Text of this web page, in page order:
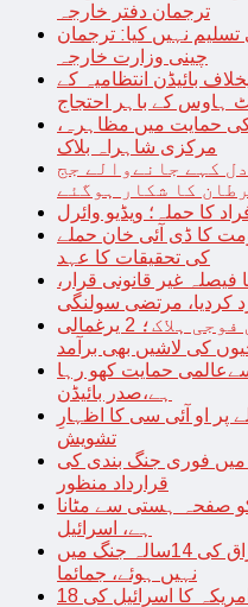
ترجمان دفتر خارجہ
تسلیم نہیں کیا: ترجمان
چینی وزارت خارجہ
بائیڈن انتظامیہ کے
ہاوس کے باہر احتجاج
کی حمایت میں مظاہرہ،
مرکزی شاہراہ بلاک
کہے جانےوالے جج
کا شکار ہوگئے
کا حملہ؛ ویڈیو وائرل
کا ڈی آئی خان حملے
کی تحقیقات کا عہد
غیر قانونی قرار،
کردیا، مرتضی سولنگی
غزہ میں مزید 10 اسرائیلی فوجی ہلاک؛ 2 یرغمالی
کی لاشیں بھی برآمد
حمایت کھو رہا
ہے،صدر بائیڈن
پر او آئی سی کا اظہارِ
تشویش
میں فوری جنگ بندی کی
قرارداد منظور
صفحہ ہستی سے مٹانا
ہے، اسرائیل
غزہ میں جتنے بچے قتل ہوئے اُتنےعراق کی 14سالہ جنگ میں
نہیں ہوئے، جمائما
18 ہزار سے زائدفلسطینی شہید، امریکہ کا اسرائیل کی